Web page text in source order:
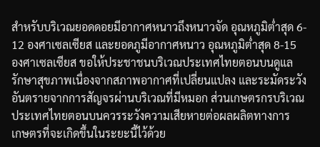
สำหรับบริเวณยอดดอยมีอากาศหนาวถึงหนาวจัดอุณหภูมิต่ำสุด6-
12 องศาเซลเซียส และยอดภูมีอากาศหนาว อุณหภูมิต่ำสุด8-15
องศาเซลเซียสขอให้ประชาชนบริเวณประเทศไทยตอนบนดูแล
รักษาสุขภาพเนื่องจากสภาพอากาศที่เปลี่ยนแปลง และระมัดระวัง
อันตรายจากการสัญจรผ่านบริเวณที่มีหมอก ส่วนเกษตรกรบริเวณ
ประเทศไทยตอนบนควรระวังความเสียหายต่อผลผลิตทางการ
เกษตรที่จะเกิดขึ้นในระยะนี้ไว้ด้วย